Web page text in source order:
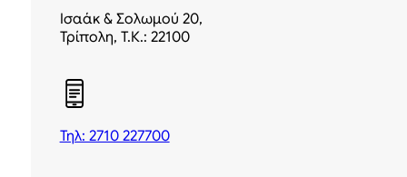
Ισαάκ & Σολωμού 20,
Τρίπολη, Τ.Κ.: 22100
Τηλ: 2710 227700